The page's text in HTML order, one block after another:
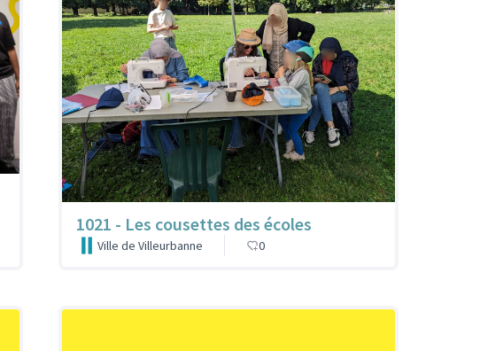
1021 - Les cousettes des écoles
Ville de Villeurbanne 0